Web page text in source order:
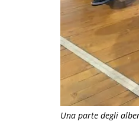
Una parte degli